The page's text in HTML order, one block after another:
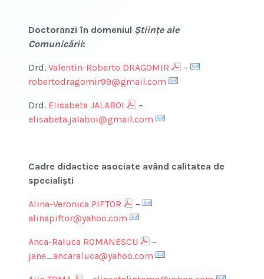
Doctoranzi în domeniul Științe ale
Comunicării:
Drd. Valentin-Roberto DRAGOMIR
–
robertodragomir99@gmail.com
Drd. Elisabeta JALABOI
–
elisabeta.jalaboi@gmail.com
Cadre didactice asociate având calitatea de
specialişti
Alina-Veronica PIFTOR
–
alinapiftor@yahoo.com
Anca-Raluca ROMANESCU
–
jane_ancaraluca@yahoo.com